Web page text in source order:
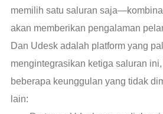
memilih satu saluran
akan memberikan pengalaman
Dan Udesk adalah platform yang
mengintegrasikan ketiga saluran
beberapa keunggulan yang tidak
lain: